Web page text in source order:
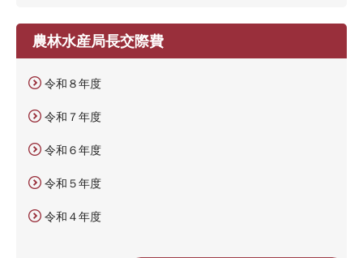
農林水産局長交際費
令和８年度
令和７年度
令和６年度
令和５年度
令和４年度